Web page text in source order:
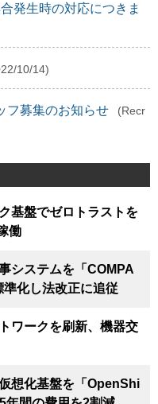
発生時の対応につきま
10/14)
フ募集のお知らせ
(Recr
基盤でゼロトラストを
働
システムを「COMPA
化し法改正に追従
ワークを刷新、機器交
想化基盤を「OpenShi